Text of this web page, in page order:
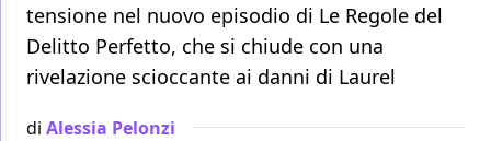
tensione nel nuovo episodio di Le Regole del
Delitto Perfetto, che si chiude con una
rivelazione scioccante ai danni di Laurel
di Alessia Pelonzi